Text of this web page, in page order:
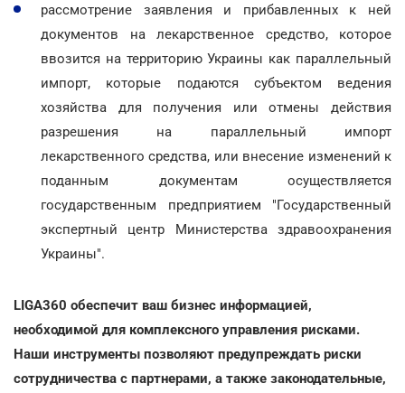
рассмотрение заявления и прибавленных к ней
документов на лекарственное средство, которое
ввозится на территорию Украины как параллельный
импорт, которые подаются субъектом ведения
хозяйства для получения или отмены действия
разрешения на параллельный импорт
лекарственного средства, или внесение изменений к
поданным документам осуществляется
государственным предприятием "Государственный
экспертный центр Министерства здравоохранения
Украины".
LIGA360 обеспечит ваш бизнес информацией,
необходимой для комплексного управления рисками.
Наши инструменты позволяют предупреждать риски
сотрудничества с партнерами, а также законодательные,